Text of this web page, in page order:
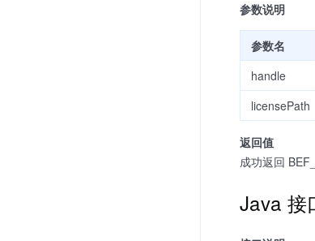
参数说明
参数名
handle
licensePath
返回值
成功返回
Java 接